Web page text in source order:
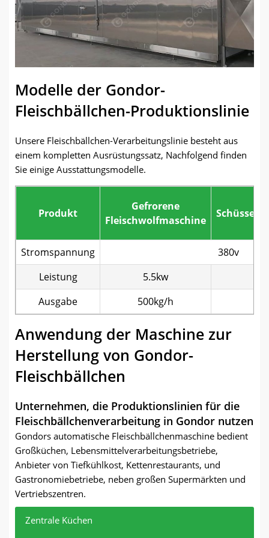
Modelle der Gondor-
Fleischbällchen-Produktionslinie
Unsere Fleischbällchen-Verarbeitungslinie besteht aus
einem kompletten Ausrüstungssatz, Nachfolgend finden
Sie einige Ausstattungsmodelle.
Produkt
Gefrorene
Fleischwolfmaschine
Stromspannung
380v
Leistung
5.5kw
Ausgabe
500kg/h
Anwendung der Maschine zur
Herstellung von Gondor-
Fleischbällchen
Unternehmen, die Produktionslinien für die
Fleischbällchenverarbeitung in Gondor nutzen
Gondors automatische Fleischbällchenmaschine bedient
Großküchen, Lebensmittelverarbeitungsbetriebe,
Anbieter von Tiefkühlkost, Kettenrestaurants, und
Gastronomiebetriebe, neben großen Supermärkten und
Vertriebszentren.
Zentrale Küchen